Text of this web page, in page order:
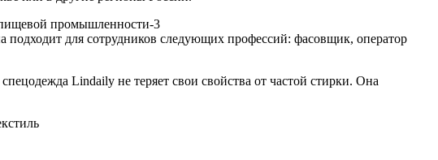
для сотрудников следующих профессий: фасовщик, оператор
Lindaily не теряет свои свойства от частой стирки. Она